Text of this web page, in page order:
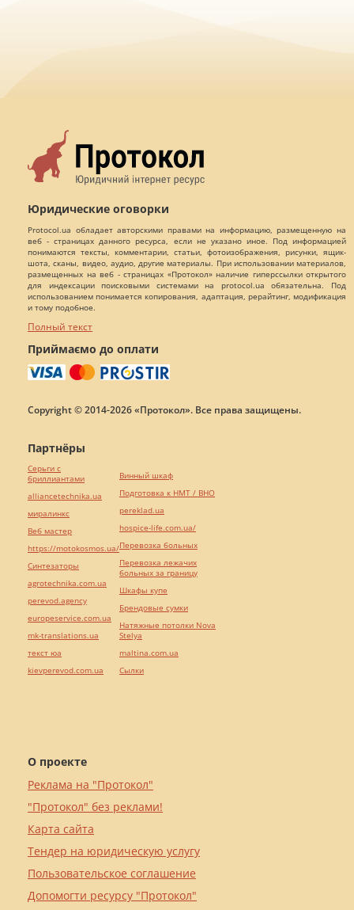
Юридические оговорки
Protocol.ua обладает авторскими правами на информацию, размещенную на
веб - страницах данного ресурса, если не указано иное. Под информацией
понимаются тексты, комментарии, статьи, фотоизображения, рисунки, ящик-
шота, сканы, видео, аудио, другие материалы. При использовании материалов,
размещенных на веб - страницах «Протокол» наличие гиперссылки открытого
для индексации поисковыми системами на protocol.ua обязательна. Под
использованием понимается копирования, адаптация, рерайтинг, модификация
и тому подобное.
Полный текст
Приймаємо до оплати
Copyright © 2014-2026 «Протокол». Все права защищены.
О проекте
Реклама на "Протокол"
"Протокол" без реклами!
Карта сайта
Тендер на юридическую услугу
Пользовательское соглашение
Допомогти ресурсу "Протокол"
Партнёры
Серьги с
бриллиантами
alliancetechnika.ua
миралинкс
Веб мастер
https://motokosmos.ua/
Синтезаторы
agrotechnika.com.ua
perevod.agency
europeservice.com.ua
mk-translations.ua
текст юа
kievperevod.com.ua
Винный шкаф
Подготовка к НМТ / ВНО
pereklad.ua
hospice-life.com.ua/
Перевозка больных
Перевозка лежачих
больных за границу
Шкафы купе
Брендовые сумки
Натяжные потолки Nova
Stelya
maltina.com.ua
Cылки